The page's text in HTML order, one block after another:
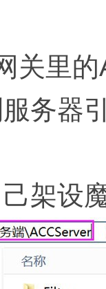
关里
务器
架设